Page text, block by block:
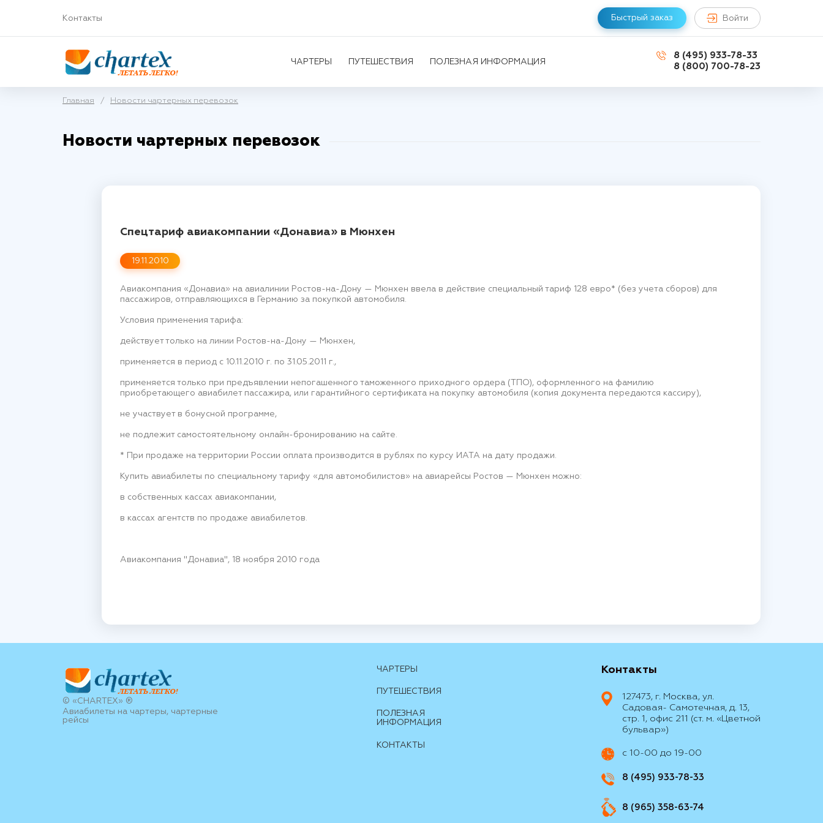
Контакты Быстрый заказ Войти
ЧАРТЕРЫ ПУТЕШЕСТВИЯ ПОЛЕЗНАЯ ИНФОРМАЦИЯ
8 (495) 933-78-33
8 (800) 700-78-23
Главная / Новости чартерных перевозок
Новости чартерных перевозок
19.11.2010
Спецтариф авиакомпании «Донавиа» в Мюнхен
Авиакомпания «Донавиа» на авиалинии Ростов-на-Дону — Мюнхен ввела в действие специальный тариф 128 евро* (без учета сборов) для
пассажиров, отправляющихся в Германию за покупкой автомобиля.
Условия применения тарифа:
действует только на линии Ростов-на-Дону — Мюнхен,
применяется в период с 10.11.2010 г. по 31.05.2011 г.,
применяется только при предъявлении непогашенного таможенного приходного ордера (ТПО), оформленного на фамилию
приобретающего авиабилет пассажира, или гарантийного сертификата на покупку автомобиля (копия документа передаются кассиру),
не участвует в бонусной программе,
не подлежит самостоятельному онлайн-бронированию на сайте.
* При продаже на территории России оплата производится в рублях по курсу ИАТА на дату продажи.
Купить авиабилеты по специальному тарифу «для автомобилистов» на авиарейсы Ростов — Мюнхен можно:
в собственных кассах авиакомпании,
в кассах агентств по продаже авиабилетов.
Авиакомпания "Донавиа", 18 ноября 2010 года
© «CHARTEX» ®
Авиабилеты на чартеры, чартерные
рейсы
ЧАРТЕРЫ
ПУТЕШЕСТВИЯ
ПОЛЕЗНАЯ
ИНФОРМАЦИЯ
КОНТАКТЫ
Контакты
127473, г. Москва, ул.
Садовая- Самотечная, д. 13,
стр. 1, офис 211 (ст. м. «Цветной
бульвар»)
с 10-00 до 19-00
8 (495) 933-78-33
8 (965) 358-63-74